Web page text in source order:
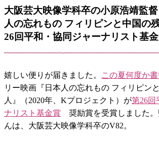
大阪芸大映像学科卒の小原浩靖監
人の忘れもの フィリピンと中国の
26回平和・協同ジャーナリスト基
嬉しい便りが届きました。 この夏何度か
リー映画『日本人の忘れもの フィリピン
人』（2020年、Kプロジェクト）が第26回
ナリスト基金賞 奨励賞を受賞しました。
んは、大阪芸大映像学科卒のV82。